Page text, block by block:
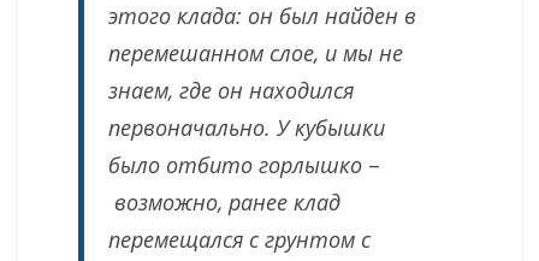
этого клада: он был найден в
перемешанном слое, и мы не
знаем, где он находился
первоначально. У кубышки
было отбито горлышко –
возможно, ранее клад
перемещался с грунтом с